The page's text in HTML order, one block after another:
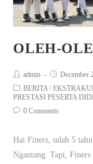
OLEH-
admin
December
BERITA /
PRESTASI PESERTA
0 Comments
Hai Finers, udah 5
Ngantang. Tapi, Finers